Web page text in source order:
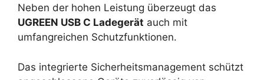
Neben der hohen Leistung überzeugt das
UGREEN USB C Ladegerät auch mit
umfangreichen Schutzfunktionen.
Das integrierte Sicherheitsmanagement schützt